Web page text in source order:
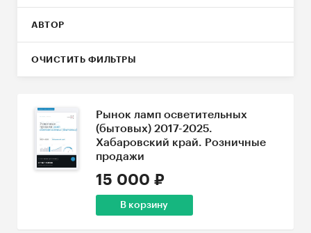
АВТОР
ОЧИСТИТЬ ФИЛЬТРЫ
Рынок ламп осветительных
(бытовых) 2017-2025.
Хабаровский край. Розничные
продажи
15 000 ₽
В корзину